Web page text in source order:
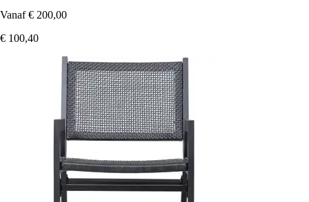
Vanaf € 200,00
€ 100,40